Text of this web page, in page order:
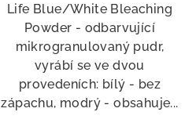
Life Blue/White Bleaching
Powder - odbarvující
mikrogranulovaný pudr,
vyrábí se ve dvou
provedeních: bílý - bez
zápachu, modrý - obsahuje...